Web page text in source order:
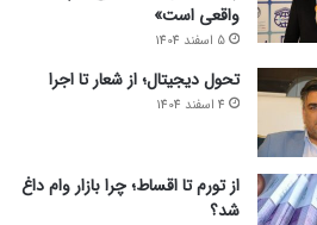
واقعی است»
5 اسفند 1404
تحول دیجیتال؛ از شعار تا اجرا
4 اسفند 1404
از تورم تا اقساط؛ چرا بازار وام داغ
شد؟